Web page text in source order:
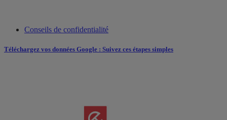
Conseils de confidentialité
Téléchargez vos données Google : Suivez ces étapes simples